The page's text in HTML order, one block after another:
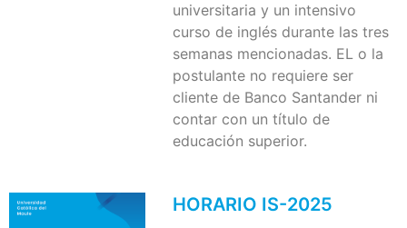
universitaria y un intensivo
curso de inglés durante las tres
semanas mencionadas. EL o la
postulante no requiere ser
cliente de Banco Santander ni
contar con un título de
educación superior.
HORARIO IS-2025